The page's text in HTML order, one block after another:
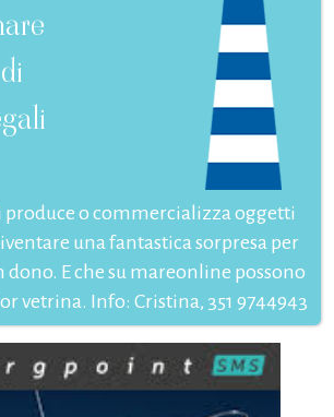
di
produce o commercializza oggetti
una fantastica sorpresa per
dono. E che su mareonline possono
vetrina. Info: Cristina, 351 9744943